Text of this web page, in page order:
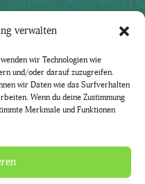
verwalten
wir Technologien wie
und/oder darauf zuzugreifen.
wir Daten wie das Surfverhalten
Wenn du deine Zustimmung
Merkmale und Funktionen